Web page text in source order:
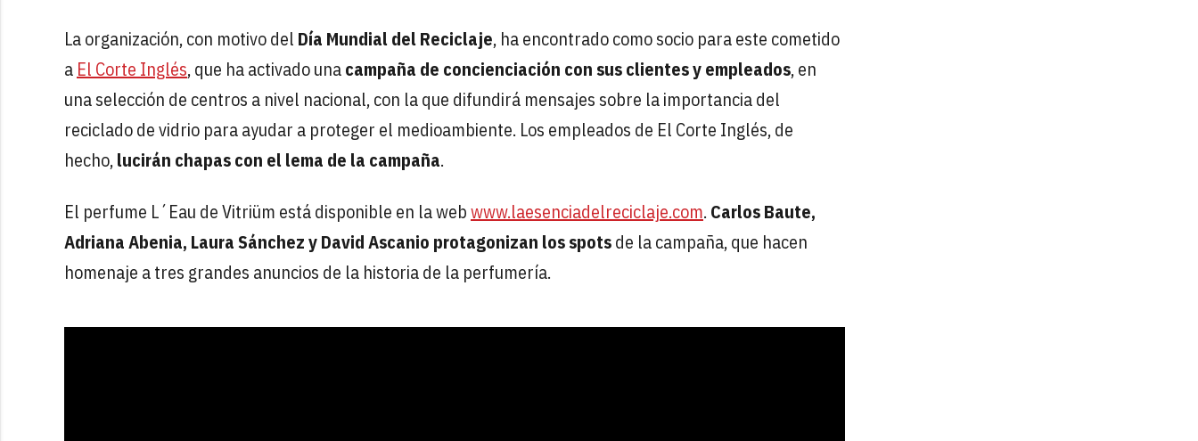
La organización, con motivo del Día Mundial del Reciclaje, ha encontrado como socio para este cometido
a El Corte Inglés, que ha activado unacampaña de concienciación con sus clientes y empleados, en
una selección de centros a nivel nacional, con la que difundirá mensajes sobre la importancia del
reciclado de vidrio para ayudar a proteger el medioambiente. Los empleados de El Corte Inglés, de
hecho,lucirán chapas con el lema de la campaña.
El perfume L´Eau de Vitriüm está disponible en la webwww.laesenciadelreciclaje.com. Carlos Baute,
Adriana Abenia, Laura Sánchez y David Ascanio protagonizan los spotsde la campaña, que hacen
homenaje a tres grandes anuncios de la historia de la perfumería.